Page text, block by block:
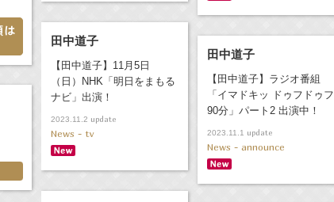
田中道子
【田中道子】11月5日
（日）NHK「明日をまもる
ナビ」出演！
2023.11.2 update
News - tv
田中道子
【田中道子】ラジオ番組
「イマドキッ ドゥフドゥフ
90分」パート2 出演中！
2023.11.1 update
News - announce
さ
は
ら